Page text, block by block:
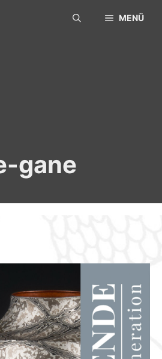
MENÜ
gane